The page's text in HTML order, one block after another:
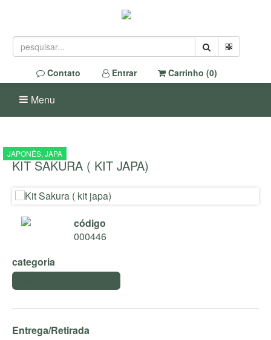
Contato Entrar Carrinho (0)
Menu
KIT SAKURA ( KIT JAPA)
JAPONÊS, JAPA
código
000446
categoria
Entrega/Retirada